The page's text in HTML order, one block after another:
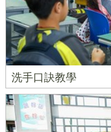
洗手口訣教學